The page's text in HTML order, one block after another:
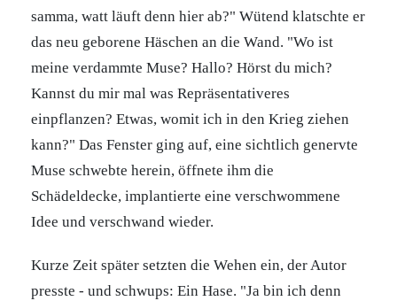
samma, watt läuft denn hier ab?" Wütend klatschte er
das neu geborene Häschen an die Wand. "Wo ist
meine verdammte Muse? Hallo? Hörst du mich?
Kannst du mir mal was Repräsentativeres
einpflanzen? Etwas, womit ich in den Krieg ziehen
kann?" Das Fenster ging auf, eine sichtlich genervte
Muse schwebte herein, öffnete ihm die
Schädeldecke, implantierte eine verschwommene
Idee und verschwand wieder.
Kurze Zeit später setzten die Wehen ein, der Autor
presste - und schwups: Ein Hase. "Ja bin ich denn